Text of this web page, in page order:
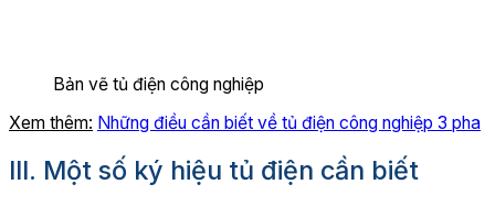
Bản vẽ tủ điện công nghiệp
Xem thêm: Những điều cần biết về tủ điện công nghiệp 3 pha
III. Một số ký hiệu tủ điện cần biết